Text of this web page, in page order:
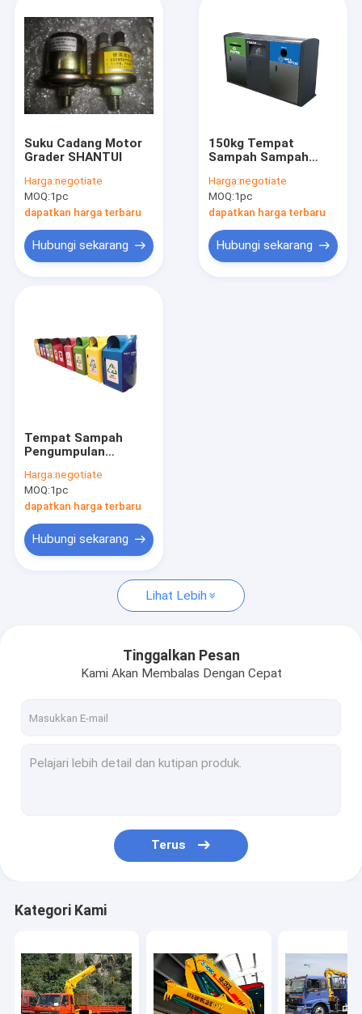
Suku Cadang Motor
Grader SHANTUI
Harga:negotiate
MOQ:1pc
dapatkan harga terbaru
Hubungi sekarang
150kg Tempat
Sampah Sampah
Powered 120w
Harga:negotiate
MOQ:1pc
dapatkan harga terbaru
Hubungi sekarang
Tempat Sampah
Pengumpulan
Sampah / Tempat
Sampah Tugas Berat
Rahasia
Harga:negotiate
MOQ:1pc
dapatkan harga terbaru
Hubungi sekarang
Lihat Lebih
Tinggalkan Pesan
Kami Akan Membalas Dengan Cepat
Terus
Kategori Kami